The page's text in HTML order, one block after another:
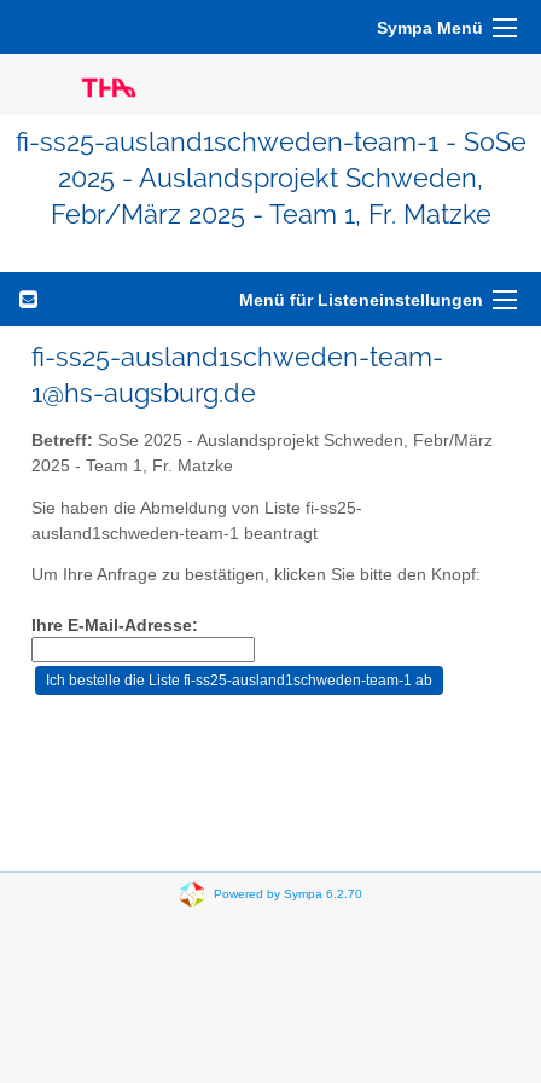
Sympa Menü
fi-ss25-ausland1schweden-team-1 - SoSe
2025 - Auslandsprojekt Schweden,
Febr/März 2025 - Team 1, Fr. Matzke
Menü für Listeneinstellungen
fi-ss25-ausland1schweden-team-
1@hs-augsburg.de
Betreff: SoSe 2025 - Auslandsprojekt Schweden, Febr/März
2025 - Team 1, Fr. Matzke
Sie haben die Abmeldung von Liste fi-ss25-
ausland1schweden-team-1 beantragt
Um Ihre Anfrage zu bestätigen, klicken Sie bitte den Knopf:
Ihre E-Mail-Adresse:
Powered by Sympa 6.2.70